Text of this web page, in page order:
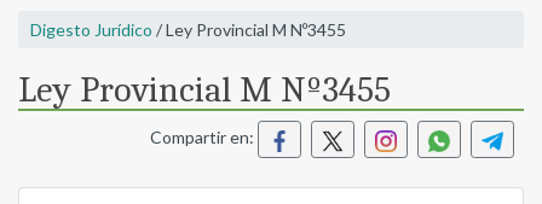
Digesto Jurídico / Ley Provincial M Nº3455
Ley Provincial M Nº3455
Compartir en: